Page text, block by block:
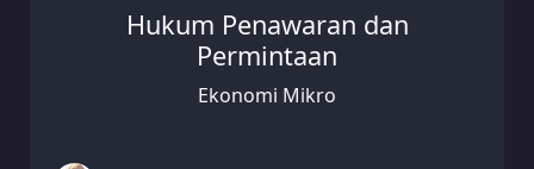
Hukum Penawaran dan
Permintaan
Ekonomi Mikro